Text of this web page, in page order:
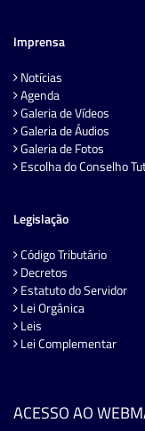
Imprensa
Notícias
Agenda
Galeria de Vídeos
Galeria de Áudios
Galeria de Fotos
Escolha do Conselho
Legislação
Código Tributário
Decretos
Estatuto do Servidor
Lei Orgânica
Leis
Lei Complementar
ACESSO AO